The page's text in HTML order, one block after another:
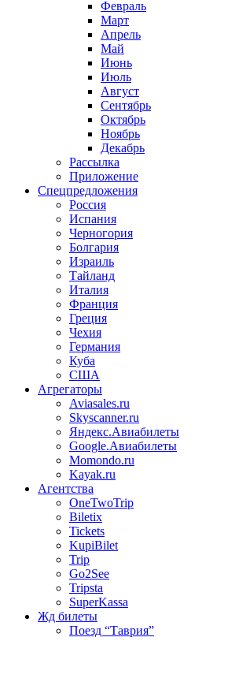
Февраль
Март
Апрель
Май
Июнь
Июль
Август
Сентябрь
Октябрь
Ноябрь
Декабрь
Рассылка
Приложение
Спецпредложения
Россия
Испания
Черногория
Болгария
Израиль
Тайланд
Италия
Франция
Греция
Чехия
Германия
Куба
США
Агрегаторы
Aviasales.ru
Skyscanner.ru
Яндекс.Авиабилеты
Google.Авиабилеты
Momondo.ru
Kayak.ru
Агентства
OneTwoTrip
Biletix
Tickets
KupiBilet
Trip
Go2See
Tripsta
SuperKassa
Жд билеты
Поезд “Таврия”